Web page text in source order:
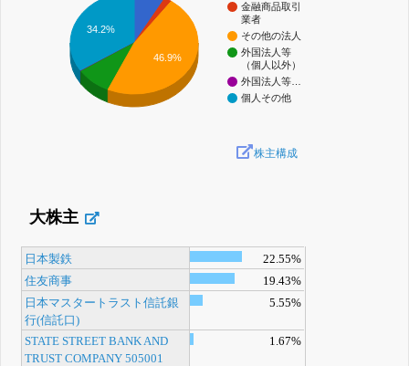
金融商品取引
業者
その他の法人
外国法人等
（個人以外）
外国法人等…
個人その他
34.2%
46.9%
株主構成
大株主
日本製鉄
22.55%
住友商事
19.43%
日本マスタートラスト信託銀
行(信託口)
5.55%
STATE STREET BANK AND
TRUST COMPANY 505001
1.67%